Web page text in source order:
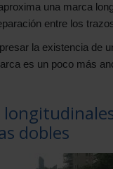
una marca
entre los
la existencia de
es un poco más
dobles